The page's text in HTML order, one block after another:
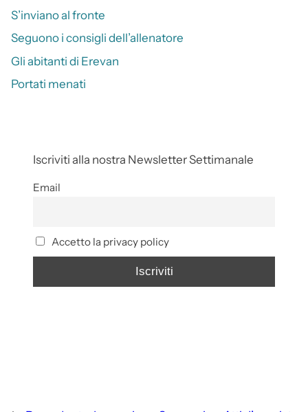
S’inviano al fronte
Seguono i consigli dell’allenatore
Gli abitanti di Erevan
Portati menati
Iscriviti alla nostra Newsletter Settimanale
Email
Accetto la privacy policy